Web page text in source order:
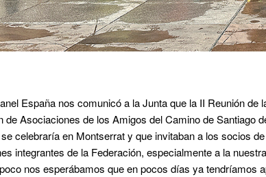
España nos comunicó a la Junta que la II Reunión de
de Asociaciones de los Amigos del Camino de Santiago
celebraría en Montserrat y que invitaban a los socios
integrantes de la Federación, especialmente a la
nos esperábamos que en pocos días ya tendríamos